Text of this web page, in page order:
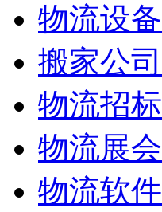
物流设备
搬家公司
物流招标
物流展会
物流软件